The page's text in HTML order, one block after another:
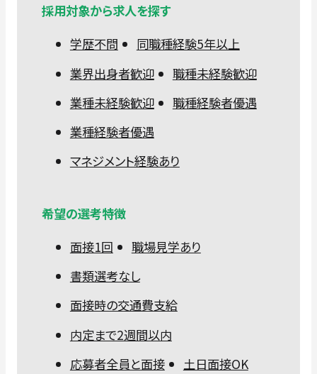
採用対象から求人を探す
学歴不問
同職種経験5年以上
業界出身者歓迎
職種未経験歓迎
業種未経験歓迎
職種経験者優遇
業種経験者優遇
マネジメント経験あり
希望の選考特徴
面接1回
職場見学あり
書類選考なし
面接時の交通費支給
内定まで2週間以内
応募者全員と面接
土日面接OK